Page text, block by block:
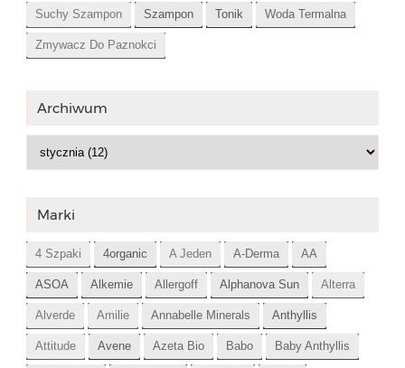
Suchy Szampon Szampon Tonik Woda Termalna
Zmywacz Do Paznokci
Archiwum
Marki
4 Szpaki 4organic A Jeden A-Derma AA
ASOA Alkemie Allergoff Alphanova Sun Alterra
Alverde Amilie Annabelle Minerals Anthyllis
Attitude Avene Azeta Bio Babo Baby Anthyllis